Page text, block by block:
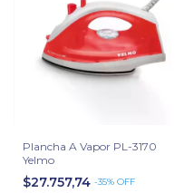
Plancha A Vapor PL-3170
Yelmo
$27.757,74 -35% OFF